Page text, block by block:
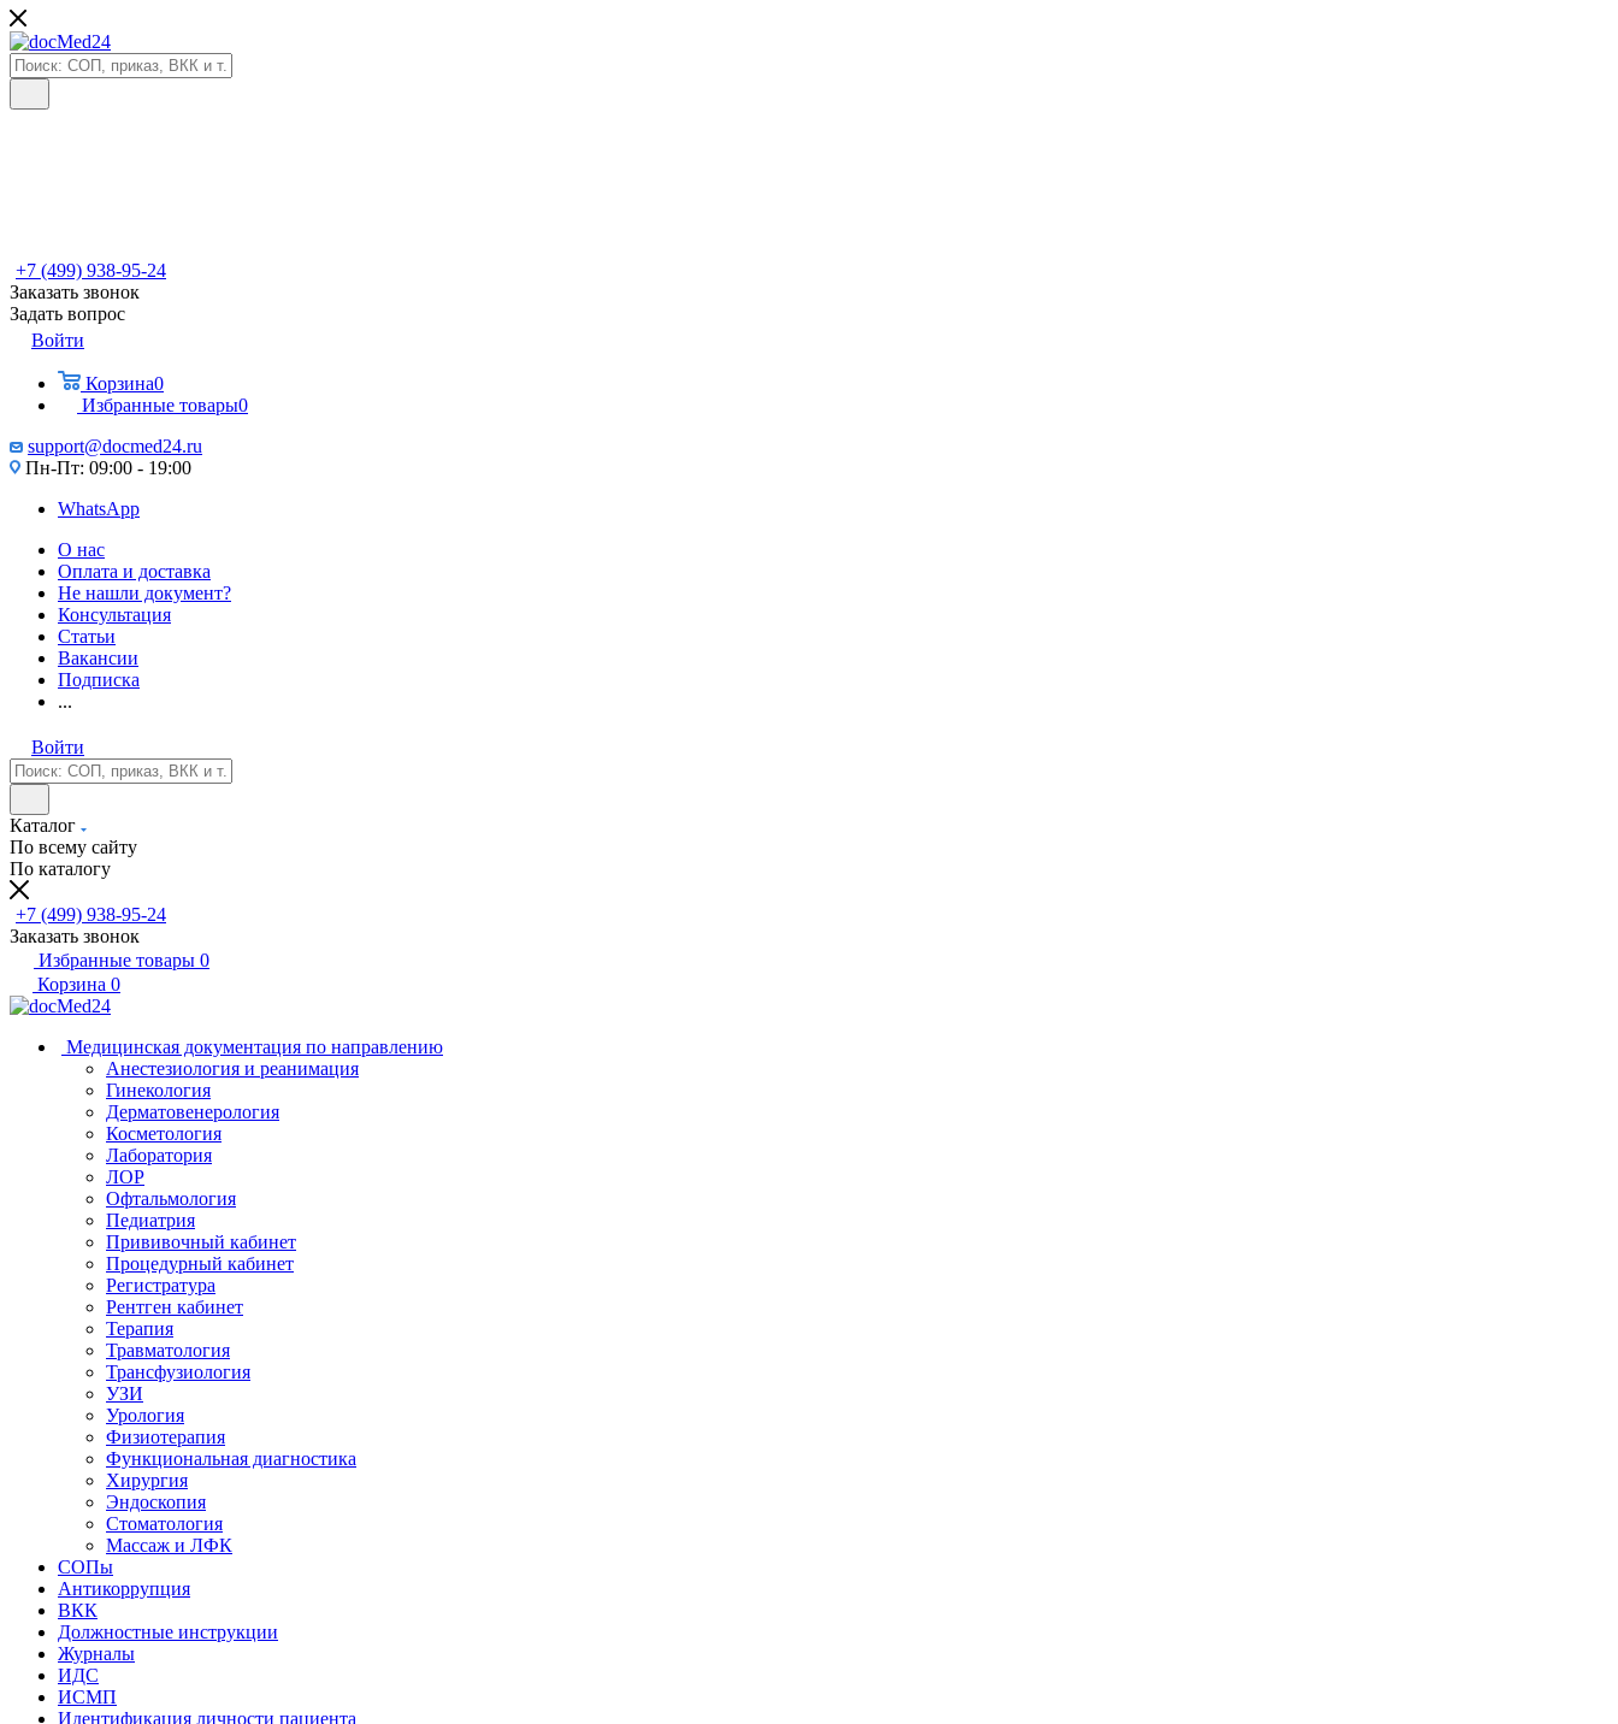
+7 (499) 938-95-24
Заказать звонок
Задать вопрос
Войти
Корзина0
Избранные товары0
support@docmed24.ru
Пн-Пт: 09:00 - 19:00
WhatsApp
О нас
Оплата и доставка
Не нашли документ?
Консультация
Статьи
Вакансии
Подписка
...
Войти
Каталог
По всему сайту
По каталогу
+7 (499) 938-95-24
Заказать звонок
Избранные товары 0
Корзина 0
Медицинская документация по направлению
Анестезиология и реанимация
Гинекология
Дерматовенерология
Косметология
Лаборатория
ЛОР
Офтальмология
Педиатрия
Прививочный кабинет
Процедурный кабинет
Регистратура
Рентген кабинет
Терапия
Травматология
Трансфузиология
УЗИ
Урология
Физиотерапия
Функциональная диагностика
Хирургия
Эндоскопия
Стоматология
Массаж и ЛФК
СОПы
Антикоррупция
ВКК
Должностные инструкции
Журналы
ИДС
ИСМП
Идентификация личности пациента